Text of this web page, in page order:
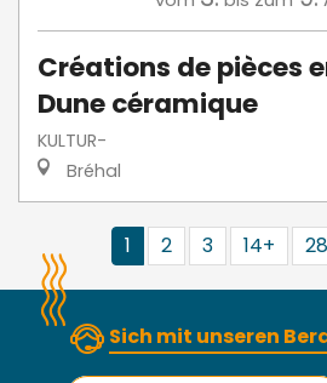
Créations de pièces
Dune céramique
KULTUR-
Bréhal
1 2 3 14+
Sich mit unseren